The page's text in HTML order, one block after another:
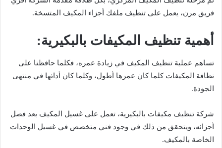
فريق مرن، يعمل على تنظيف ملفك أجزاء المكيف المتسخة.
أهمية تنظيف المكيفات بالبكيرية:
تساهم عملية تنظيف المكيف في زيادة عمره، فكلما حافظنا على
نظافة المكيفات كلما كان عمرها أطول، وكلما كان أدائها في منتهى
الجودة.
شركة تنظيف مكيفات بالبكيرية، تعمل على غسيل المكيف بعد فصل
أجزائه، ويتحقق من ذلك في وجود فني متخصص في غسيل الوحدات
الخاصة بالمكيف.